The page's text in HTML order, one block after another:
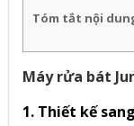
Tóm tắt nội
Máy rửa bát
1. Thiết kế